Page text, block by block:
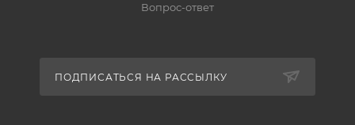
Вопрос-ответ
ПОДПИСАТЬСЯ НА РАССЫЛКУ